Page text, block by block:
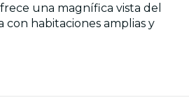
una magnífica vista del
con habitaciones amplias y